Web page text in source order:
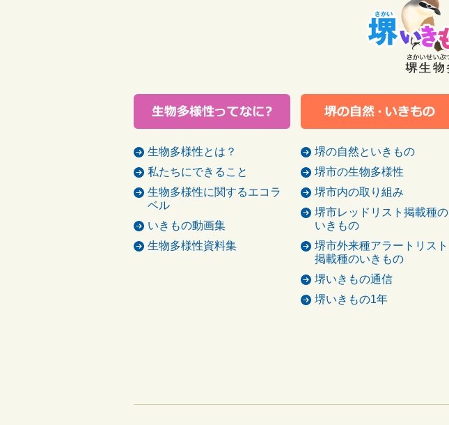
生物多様性とは？
私たちにできること
生物多様性に関するエコラ
ベル
いきもの動画集
生物多様性資料集
堺の自然といきもの
堺市の生物多様性
堺市内の取り組み
堺市レッドリスト掲載種の
いきもの
堺市外来種アラートリスト
掲載種のいきもの
堺いきもの通信
堺いきもの1年